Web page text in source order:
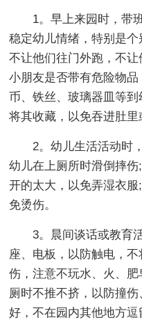
1。早上来园时，带
稳定幼儿情绪，特别是
不让他们往门外跑，不
小朋友是否带有危险物
币、铁丝、玻璃器皿等
将其收藏，以免吞进肚里
2。幼儿生活活动时
幼儿在上厕所时滑倒摔
开的太大，以免弄湿衣
免烫伤。
3。晨间谈话或教育
座、电板，以防触电，
伤，注意不玩水、火、
厕时不推不挤，以防撞
好，不在园内其他地方